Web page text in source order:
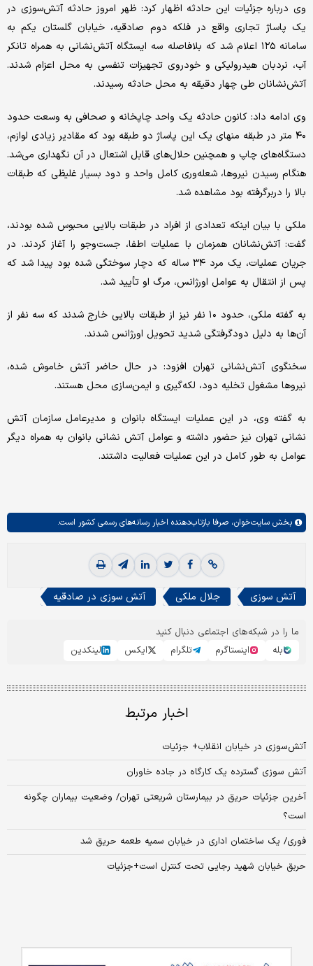
وی درباره جزئیات این حادثه اظهار کرد: ظهر امروز حادثه آتش‌سوزی در
یک پاساژ تجاری واقع در فلکه دوم صادقیه، خیابان گلستان یکم به
سامانه ۱۲۵ اعلام شد که بلافاصله سه ایستگاه آتش‌نشانی به همراه تانکر
آب، نردبان هیدرولیکی و خودروی تجهیزات تنفسی به محل اعزام شدند.
آتش‌نشانان طی چهار دقیقه به محل حادثه رسیدند.
وی ادامه داد: کانون حادثه یک واحد چاپخانه و صحافی به وسعت حدود
۴۰ متر در طبقه منهای یک این پاساژ دو طبقه بود که مقادیر زیادی لوازم،
دستگاه‌های چاپ و همچنین حلال‌های قابل اشتعال در آن نگهداری می‌شد.
هنگام رسیدن نیروها، شعله‌وری کامل واحد و دود بسیار غلیظی که طبقات
بالا را دربرگرفته بود مشاهده شد.
ملکی با بیان اینکه تعدادی از افراد در طبقات بالایی محبوس شده بودند،
گفت: آتش‌نشانان همزمان با عملیات اطفا، جست‌وجو را آغاز کردند. در
جریان عملیات، یک مرد ۳۴ ساله که دچار سوختگی شده بود پیدا شد که
پس از انتقال به عوامل اورژانس، مرگ او تأیید شد.
به گفته ملکی، حدود ۱۰ نفر نیز از طبقات بالایی خارج شدند که سه نفر از
آن‌ها به دلیل دودگرفتگی شدید تحویل اورژانس شدند.
سخنگوی آتش‌نشانی تهران افزود: در حال حاضر آتش خاموش شده،
نیروها مشغول تخلیه دود، لکه‌گیری و ایمن‌سازی محل هستند.
به گفته وی، در این عملیات ایستگاه بانوان و مدیرعامل سازمان آتش
نشانی تهران نیز حضور داشته و عوامل آتش نشانی بانوان به همراه دیگر
عوامل به طور کامل در این عملیات فعالیت داشتند.
بخش سایت‌خوان، صرفا بازتاب‌دهنده اخبار رسانه‌های رسمی کشور است.
آتش سوزی جلال ملکی آتش سوزی در صادقیه
ما را در شبکه‌های اجتماعی دنبال کنید
بله
اینستاگرم تلگرام ایکس لینکدین
اخبار مرتبط
آتش‌سوزی در خیابان انقلاب+ جزئیات
آتش سوزی گسترده یک کارگاه در جاده خاوران
آخرین جزئیات حریق در بیمارستان شریعتی تهران/ وضعیت بیماران چگونه
است؟
فوری/ یک ساختمان اداری در خیابان سمیه طعمه حریق شد
حربق خیابان شهید رجایی تحت کنترل است+جزئیات